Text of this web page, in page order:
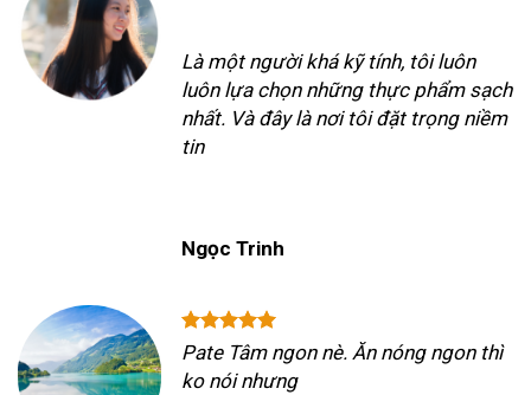
Là một người khá kỹ tính, tôi luôn
luôn lựa chọn những thực phẩm sạch
nhất. Và đây là nơi tôi đặt trọng niềm
tin
Ngọc Trinh
Pate Tâm ngon nè. Ăn nóng ngon thì
ko nói nhưng